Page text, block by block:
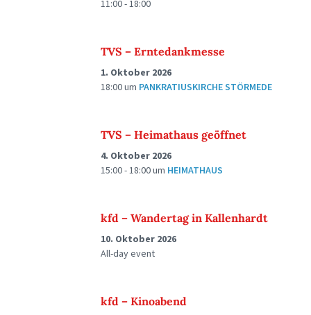
11:00 - 18:00
TVS – Erntedankmesse
1. Oktober 2026
18:00um PANKRATIUSKIRCHE STÖRMEDE
TVS – Heimathaus geöffnet
4. Oktober 2026
15:00 - 18:00um HEIMATHAUS
kfd – Wandertag in Kallenhardt
10. Oktober 2026
All-day event
kfd – Kinoabend